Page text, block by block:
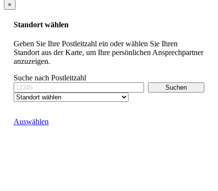
×
Standort wählen
Geben Sie Ihre Postleitzahl ein oder wählen Sie Ihren
Standort aus der Karte, um Ihre persönlichen Ansprechpartner
anzuzeigen.
Suche nach Postleitzahl
Auswählen